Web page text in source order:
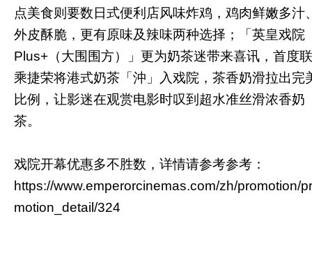
点美食则要数日式便利店风味炸鸡，鸡肉鲜嫩多汁
外皮酥脆，更有原味及辣味两种选择；「英皇戏院
Plus+（大围围方）」更为奶茶迷带来喜讯，首度联
乘捷荣将港式奶茶「沖」入戏院，茶香奶滑拉出完
比例，让影迷在观赏电影时叹到超水准丝滑浓香奶
茶。
戏院开幕优惠多不胜数，详情请参考参考：
https://www.emperorcinemas.com/zh/promotion/
motion_detail/324